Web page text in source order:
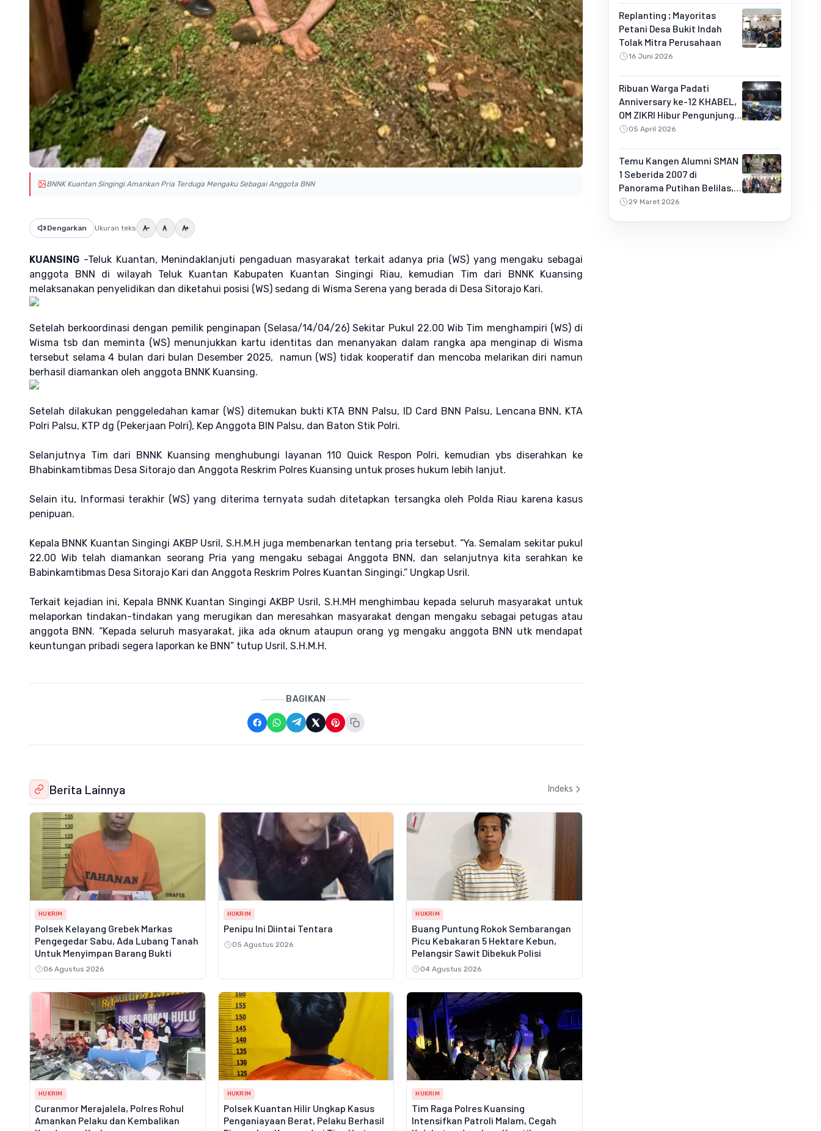
BNNK Kuantan Singingi Amankan Pria Terduga Mengaku Sebagai Anggota BNN
Dengarkan Ukuran teks
KUANSING -Teluk Kuantan, Menindaklanjuti pengaduan masyarakat terkait adanya pria (WS) yang mengaku sebagai
anggota BNN di wilayah Teluk Kuantan Kabupaten Kuantan Singingi Riau, kemudian Tim dari BNNK Kuansing
melaksanakan penyelidikan dan diketahui posisi (WS) sedang di Wisma Serena yang berada di Desa Sitorajo Kari.
Setelah berkoordinasi dengan pemilik penginapan (Selasa/14/04/26) Sekitar Pukul 22.00 Wib Tim menghampiri (WS) di
Wisma tsb dan meminta (WS) menunjukkan kartu identitas dan menanyakan dalam rangka apa menginap di Wisma
tersebut selama 4 bulan dari bulan Desember 2025, namun (WS) tidak kooperatif dan mencoba melarikan diri namun
berhasil diamankan oleh anggota BNNK Kuansing.
Setelah dilakukan penggeledahan kamar (WS) ditemukan bukti KTA BNN Palsu, ID Card BNN Palsu, Lencana BNN, KTA
Polri Palsu, KTP dg (Pekerjaan Polri), Kep Anggota BIN Palsu, dan Baton Stik Polri.
Selanjutnya Tim dari BNNK Kuansing menghubungi layanan 110 Quick Respon Polri, kemudian ybs diserahkan ke
Bhabinkamtibmas Desa Sitorajo dan Anggota Reskrim Polres Kuansing untuk proses hukum lebih lanjut.
Selain itu, Informasi terakhir (WS) yang diterima ternyata sudah ditetapkan tersangka oleh Polda Riau karena kasus
penipuan.
Kepala BNNK Kuantan Singingi AKBP Usril, S.H.M.H juga membenarkan tentang pria tersebut. “Ya. Semalam sekitar pukul
22.00 Wib telah diamankan seorang Pria yang mengaku sebagai Anggota BNN, dan selanjutnya kita serahkan ke
Babinkamtibmas Desa Sitorajo Kari dan Anggota Reskrim Polres Kuantan Singingi.” Ungkap Usril.
Terkait kejadian ini, Kepala BNNK Kuantan Singingi AKBP Usril, S.H.MH menghimbau kepada seluruh masyarakat untuk
melaporkan tindakan-tindakan yang merugikan dan meresahkan masyarakat dengan mengaku sebagai petugas atau
anggota BNN. “Kepada seluruh masyarakat, jika ada oknum ataupun orang yg mengaku anggota BNN utk mendapat
keuntungan pribadi segera laporkan ke BNN” tutup Usril, S.H.M.H.
BAGIKAN
Berita Lainnya Indeks
HUKRIM
Polsek Kelayang Grebek Markas
Pengegedar Sabu, Ada Lubang Tanah
Untuk Menyimpan Barang Bukti
06 Agustus 2026
HUKRIM
Penipu Ini Diintai Tentara
05 Agustus 2026
HUKRIM
Buang Puntung Rokok Sembarangan
Picu Kebakaran 5 Hektare Kebun,
Pelangsir Sawit Dibekuk Polisi
04 Agustus 2026
HUKRIM
Curanmor Merajalela, Polres Rohul
Amankan Pelaku dan Kembalikan
HUKRIM
Polsek Kuantan Hilir Ungkap Kasus
Penganiayaan Berat, Pelaku Berhasil
HUKRIM
Tim Raga Polres Kuansing
Intensifkan Patroli Malam, Cegah
Replanting ; Mayoritas
Petani Desa Bukit Indah
Tolak Mitra Perusahaan
16 Juni 2026
Ribuan Warga Padati
Anniversary ke-12 KHABEL,
OM ZIKRI Hibur Pengunjung
di Buluh Rampai
05 April 2026
Temu Kangen Alumni SMAN
1 Seberida 2007 di
Panorama Putihan Belilas,
Penuh Kebersamaan dan
29 Maret 2026